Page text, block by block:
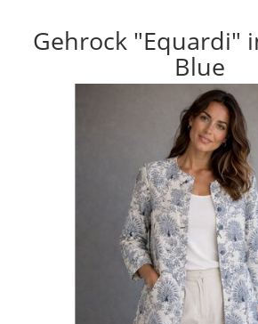
Gehrock "Equardi"
Blue